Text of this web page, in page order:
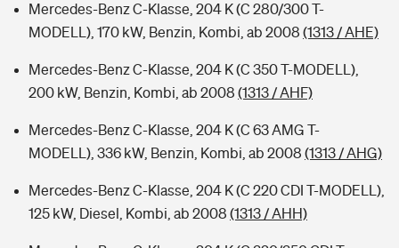
Mercedes-Benz C-Klasse, 204 K (C 280/300 T-
MODELL), 170 kW, Benzin, Kombi, ab 2008 (1313 / AHE)
Mercedes-Benz C-Klasse, 204 K (C 350 T-MODELL),
200 kW, Benzin, Kombi, ab 2008 (1313 / AHF)
Mercedes-Benz C-Klasse, 204 K (C 63 AMG T-
MODELL), 336 kW, Benzin, Kombi, ab 2008 (1313 / AHG)
Mercedes-Benz C-Klasse, 204 K (C 220 CDI T-MODELL),
125 kW, Diesel, Kombi, ab 2008 (1313 / AHH)